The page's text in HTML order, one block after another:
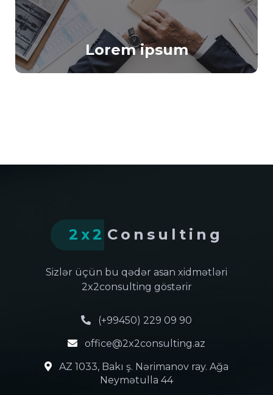
Lorem ipsum
2x2 Consulting
Sizlər üçün bu qədər asan xidmətləri
2x2consulting göstərir
(+99450) 229 09 90
office@2x2consulting.az
AZ 1033, Bakı ş. Nərimanov ray. Ağa
Neymətulla 44